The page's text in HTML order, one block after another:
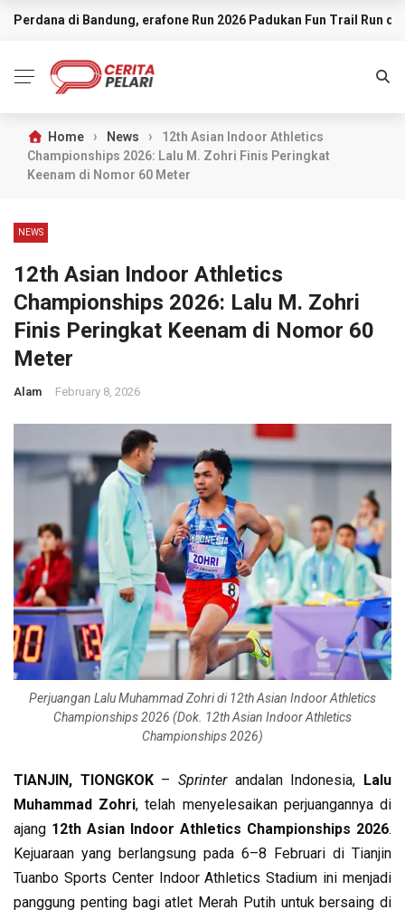
BREAKING NEWS
Perdana di Bandung, erafone Run 2026 Padukan Fun Trail Run
Home › News ›
12th Asian Indoor Athletics
Championships 2026: Lalu M. Zohri Finis Peringkat
Keenam di Nomor 60 Meter
NEWS
12th Asian Indoor Athletics
Championships 2026: Lalu M. Zohri
Finis Peringkat Keenam di Nomor 60
Meter
Alam February 8, 2026
Perjuangan Lalu Muhammad Zohri di 12th Asian Indoor Athletics
Championships 2026 (Dok. 12th Asian Indoor Athletics
Championships 2026)
TIANJIN, TIONGKOK–Sprinterandalan Indonesia, Lalu
Muhammad Zohri, telah menyelesaikan perjuangannya di
ajang 12th Asian Indoor Athletics Championships 2026.
Kejuaraan yang berlangsung pada 6–8 Februari di Tianjin
Tuanbo Sports Center Indoor Athletics Stadium ini menjadi
panggung penting bagi atlet Merah Putih untuk bersaing di